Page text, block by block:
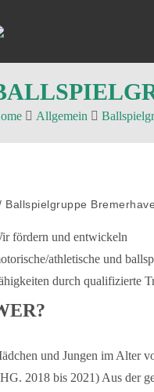
Allgemein
Ballspielgruppe
fördern und entwickeln
athletische und
durch qualifizierte
und Jungen im Alter
2018 bis 2021) Aus der